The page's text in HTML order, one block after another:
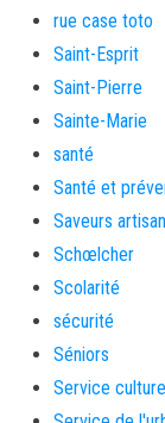
rue case toto
Saint-Esprit
Saint-Pierre
Sainte-Marie
santé
Santé et
Saveurs
Schœlcher
Scolarité
sécurité
Séniors
Service